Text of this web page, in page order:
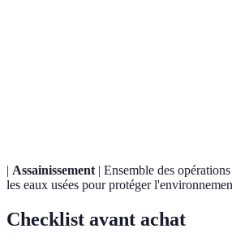
| Assainissement | Ensemble des
les eaux usées pour protéger
Checklist avant achat